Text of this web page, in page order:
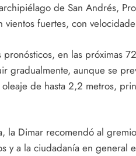
de San Andrés,
vientos fuertes, con
en las próximas
gradualmente, aunque se
de hasta 2,2 metros,
la Dimar recomendó al
y a la ciudadanía en general